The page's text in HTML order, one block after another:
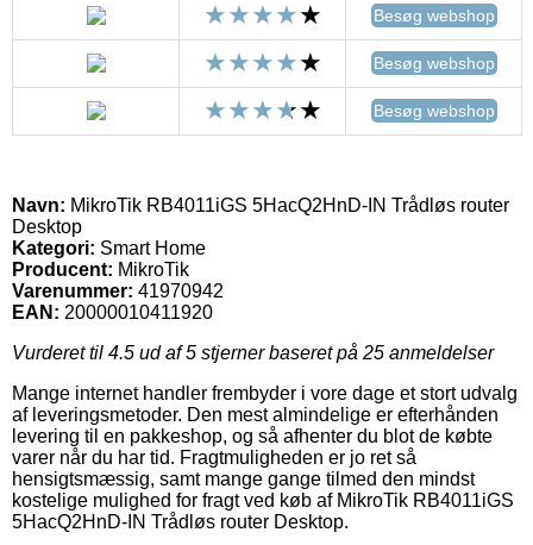
Besøg webshop
Besøg webshop
Besøg webshop
Navn: MikroTik RB4011iGS 5HacQ2HnD-IN Trådløs router
Desktop
Kategori: Smart Home
Producent: MikroTik
Varenummer: 41970942
EAN: 20000010411920
Vurderet til 4.5 ud af 5 stjerner baseret på 25 anmeldelser
Mange internet handler frembyder i vore dage et stort udvalg
af leveringsmetoder. Den mest almindelige er efterhånden
levering til en pakkeshop, og så afhenter du blot de købte
varer når du har tid. Fragtmuligheden er jo ret så
hensigtsmæssig, samt mange gange tilmed den mindst
kostelige mulighed for fragt ved køb af MikroTik RB4011iGS
5HacQ2HnD-IN Trådløs router Desktop.